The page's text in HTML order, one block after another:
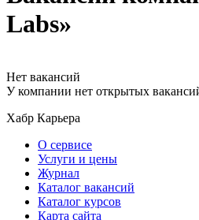
Labs»
Нет вакансий
У компании нет открытых
Хабр Карьера
О сервисе
Услуги и цены
Журнал
Каталог вакансий
Каталог курсов
Карта сайта